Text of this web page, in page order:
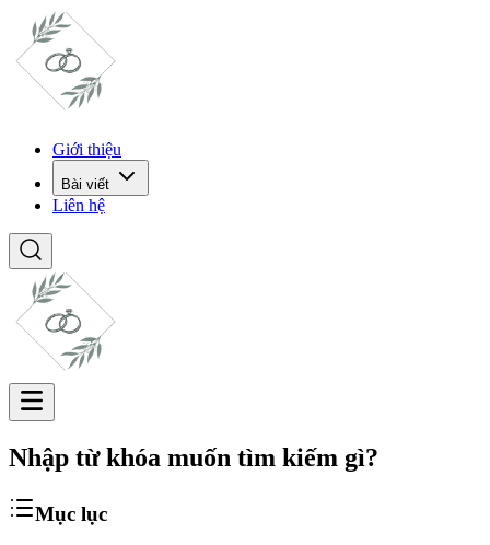
Giới thiệu
Bài viết
Liên hệ
Nhập từ khóa muốn tìm kiếm gì?
Mục lục